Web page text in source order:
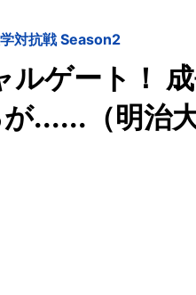
対抗戦 Season2
ゲート！
......（明治